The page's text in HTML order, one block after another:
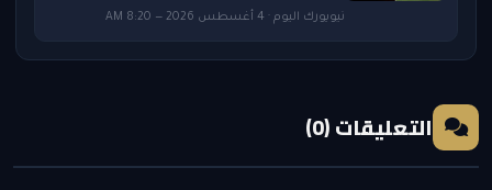
نيويورك اليوم · 4 أغسطس 2026 — 8:20 AM
التعليقات (0)